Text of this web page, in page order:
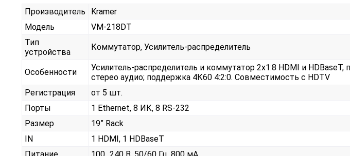
Производитель
Kramer
Модель
VM-218DT
Тип
устройства
Коммутатор, Усилитель-распределитель
Особенности
Усилитель-распределитель и коммутатор 2х1:8 HDMI и HDBaseT,
стерео аудио; поддержка 4К60 4:2:0. Совместимость с HDTV
Регистрация
от 5 шт.
Порты
1 Ethernet, 8 ИК, 8 RS-232
Размер
19” Rack
IN
1 HDMI, 1 HDBaseT